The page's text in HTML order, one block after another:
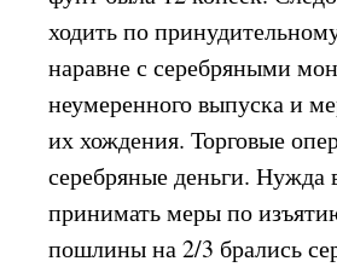
ходить по
наравне с серебряными
неумеренного выпуска и
их хождения. Торговые
серебряные деньги. Нужда
принимать меры по
пошлины на 2/3 брались